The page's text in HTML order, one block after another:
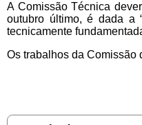
A Comissão Técnica
outubro último, é dada a
tecnicamente
Os trabalhos da Comissão